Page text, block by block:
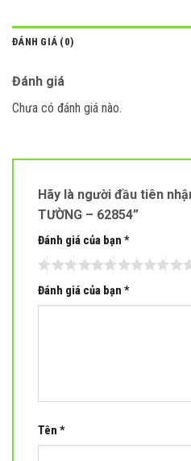
ĐÁNH GIÁ (0)
Đánh giá
Chưa có đánh giá nào.
Hãy là người đầu tiên
TƯỜNG – 62854”
Đánh giá của bạn *
Đánh giá của bạn *
Tên *